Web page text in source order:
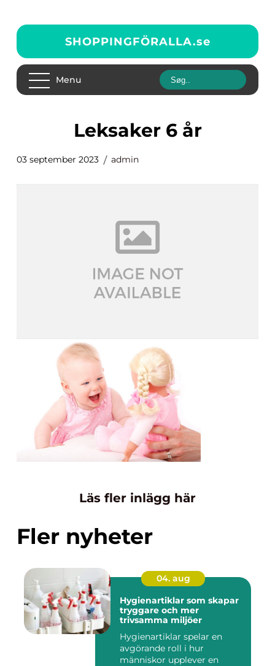
SHOPPINGFÖRALLA.se
Menu
leksaker 6 år
03 september 2023 admin
Läs fler inlägg här
Fler nyheter
04. aug
Hygienartiklar som skapar
tryggare och mer
trivsamma miljöer
Hygienartiklar spelar en
avgörande roll i hur
människor upplever en